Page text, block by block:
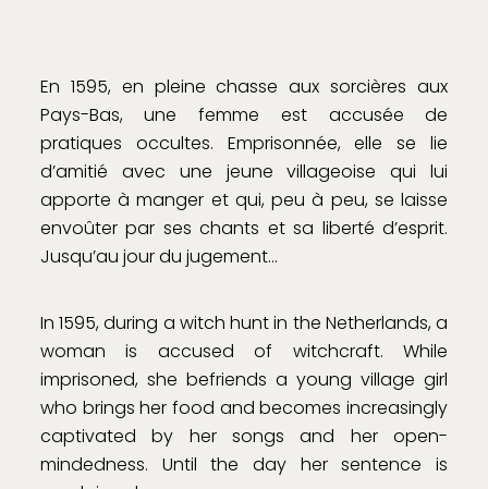
En 1595, en pleine chasse aux sorcières aux
Pays-Bas, une femme est accusée de
pratiques occultes. Emprisonnée, elle se lie
d’amitié avec une jeune villageoise qui lui
apporte à manger et qui, peu à peu, se laisse
envoûter par ses chants et sa liberté d’esprit.
Jusqu’au jour du jugement…
In 1595, during a witch hunt in the Netherlands, a
woman is accused of witchcraft. While
imprisoned, she befriends a young village girl
who brings her food and becomes increasingly
captivated by her songs and her open-
mindedness. Until the day her sentence is